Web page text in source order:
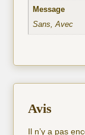
Message
Sans, Avec
Avis
Il n’y a pas